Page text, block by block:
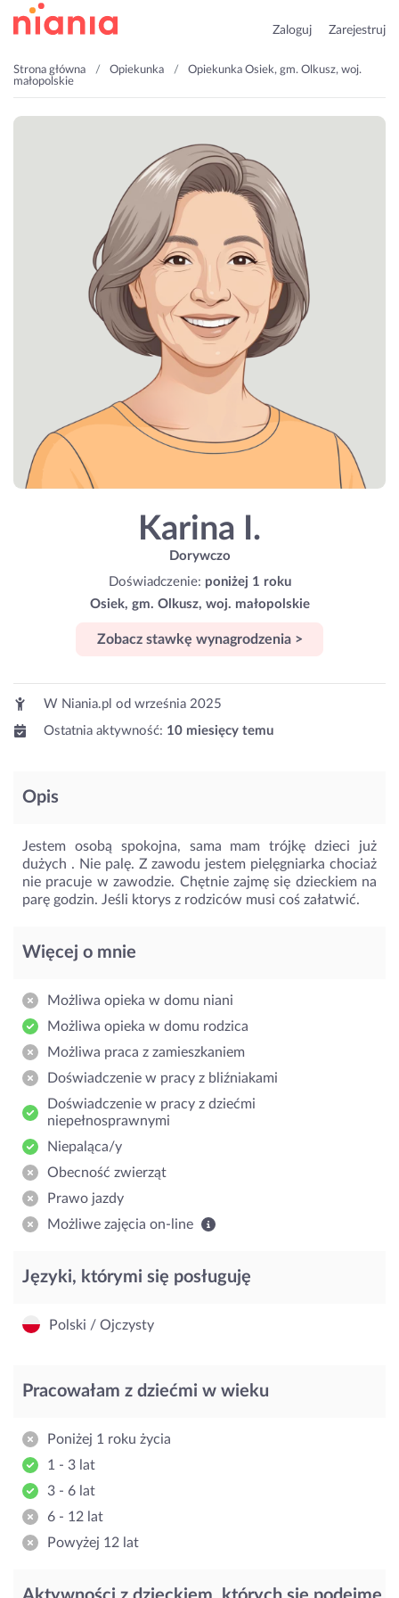
Zaloguj Zarejestruj
Strona główna Opiekunka
Opiekunka Osiek, gm. Olkusz, woj.
małopolskie
Karina I.
Dorywczo
Doświadczenie: poniżej 1 roku
Osiek, gm. Olkusz, woj. małopolskie
Zobacz stawkę wynagrodzenia >
W Niania.pl od września 2025
Ostatnia aktywność: 10 miesięcy temu
Opis
Jestem osobą spokojna, sama mam trójkę dzieci już
dużych . Nie palę. Z zawodu jestem pielęgniarka chociaż
nie pracuje w zawodzie. Chętnie zajmę się dzieckiem na
parę godzin. Jeśli ktorys z rodziców musi coś załatwić.
Więcej o mnie
Możliwa opieka w domu niani
Możliwa opieka w domu rodzica
Możliwa praca z zamieszkaniem
Doświadczenie w pracy z bliźniakami
Doświadczenie w pracy z dziećmi
niepełnosprawnymi
Niepaląca/y
Obecność zwierząt
Prawo jazdy
Możliwe zajęcia on-line
Języki, którymi się posługuję
Polski / Ojczysty
Pracowałam z dziećmi w wieku
Poniżej 1 roku życia
1 - 3 lat
3 - 6 lat
6 - 12 lat
Powyżej 12 lat